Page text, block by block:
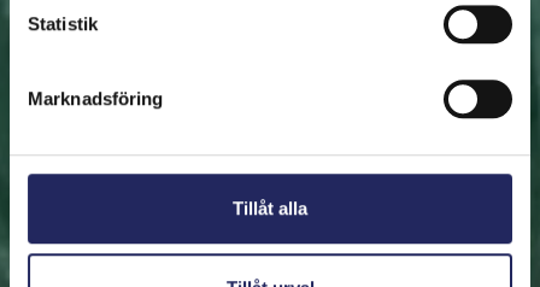
Statistik
Marknadsföring
Tillåt alla